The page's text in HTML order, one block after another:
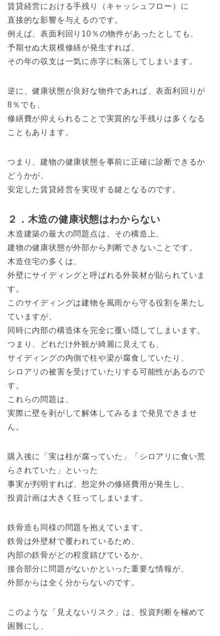
賃貸経営における手残り（キャッシュフロー）に
直接的な影響を与えるのです。
例えば、表面利回り10％の物件があったとしても、
予期せぬ大規模修繕が発生すれば、
その年の収支は一気に赤字に転落してしまいます。
逆に、健康状態が良好な物件であれば、表面利回りが
8％でも、
修繕費が抑えられることで実質的な手残りは多くなる
こともあります。
つまり、建物の健康状態を事前に正確に診断できるか
どうかが、
安定した賃貸経営を実現する鍵となるのです。
２．木造の健康状態はわからない
木造建築の最大の問題点は、その構造上、
建物の健康状態が外部から判断できないことです。
木造住宅の多くは、
外壁にサイディングと呼ばれる外装材が貼られていま
す。
このサイディングは建物を風雨から守る役割を果たし
ていますが、
同時に内部の構造体を完全に覆い隠してしまいます。
つまり、どれだけ外観が綺麗に見えても、
サイディングの内側で柱や梁が腐食していたり、
シロアリの被害を受けていたりする可能性があるので
す。
これらの問題は、
実際に壁を剥がして解体してみるまで発見できませ
ん。
購入後に「実は柱が腐っていた」「シロアリに食い荒
らされていた」といった
事実が判明すれば、想定外の修繕費用が発生し、
投資計画は大きく狂ってしまいます。
鉄骨造も同様の問題を抱えています。
鉄骨は外壁材で覆われているため、
内部の鉄骨がどの程度錆びているか、
接合部分に問題がないかといった重要な情報が、
外部からは全く分からないのです。
このような「見えないリスク」は、投資判断を極めて
困難にし、